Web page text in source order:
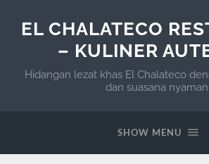
EL CHALATECO
– KULINER
Hidangan lezat khas El Chalateco
dan suasana nyaman.
SHOW MENU